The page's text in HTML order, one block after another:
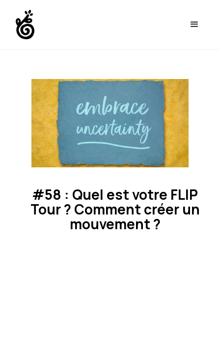
#58 : Quel est votre FLIP
Tour ? Comment créer un
mouvement ?